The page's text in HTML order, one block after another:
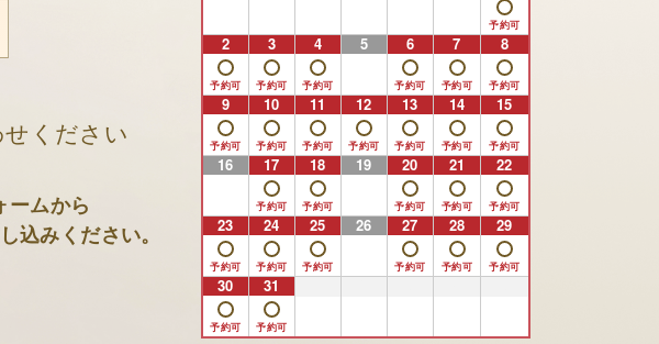
ください
ームから
込みください。
2 3 4 5 6 7 8
9 10 11 12 13 14 15
16 17 18 19 20 21 22
23 24 25 26 27 28 29
30 31